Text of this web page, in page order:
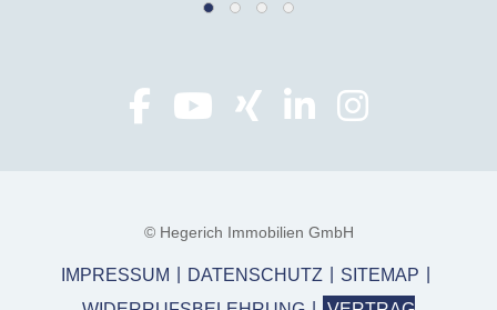
© Hegerich Immobilien GmbH
IMPRESSUM DATENSCHUTZ
SITEMAP